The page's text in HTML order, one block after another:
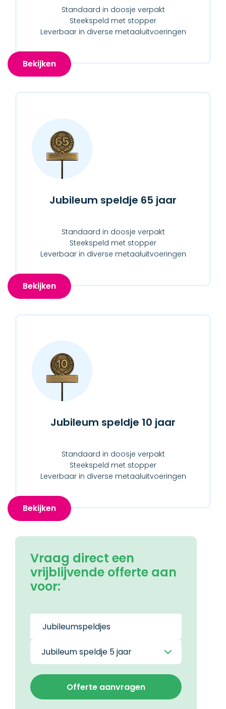
Standaard in doosje verpakt
Steekspeld met stopper
Leverbaar in diverse metaaluitvoeringen
Bekijken
Jubileum speldje 65 jaar
Standaard in doosje verpakt
Steekspeld met stopper
Leverbaar in diverse metaaluitvoeringen
Bekijken
Jubileum speldje 10 jaar
Standaard in doosje verpakt
Steekspeld met stopper
Leverbaar in diverse metaaluitvoeringen
Bekijken
Vraag direct een
vrijblijvende offerte aan
voor: